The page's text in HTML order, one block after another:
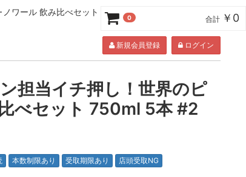
ワール 飲み比べセット 750ml 5本 #2
新規会員登録 ログイン
ン担当イチ押し！世界のピ
べセット 750ml 5本 #2
本数制限あり 受取期限あり 店頭受取NG
0 合計 ￥0